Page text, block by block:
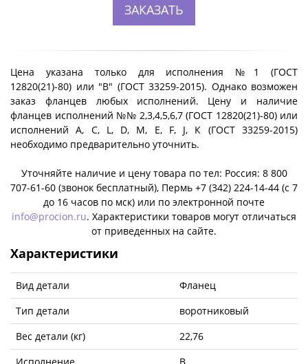
ЗАКАЗАТЬ
Цена указана только для исполнения №1 (ГОСТ
12820(21)-80) или "B" (ГОСТ 33259-2015). Однако возможен
заказ фланцев любых исполнений. Цену и наличие
фланцев исполнений №№ 2,3,4,5,6,7 (ГОСТ 12820(21)-80) или
исполнений A, C, L, D, M, E, F, J, К (ГОСТ 33259-2015)
необходимо предварительно уточнить.
Уточняйте наличие и цену товара по тел: Россия: 8 800
707-61-60 (звонок бесплатный), Пермь +7 (342) 224-14-44 (c 7
до 16 часов по мск) или по электронной почте
info@procion.ru. Характеристики товаров могут отличаться
от приведенных на сайте.
Характеристики
Вид детали
Фланец
Тип детали
воротниковый
Вес детали (кг)
22,76